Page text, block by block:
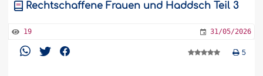
Rechtschaffene Frauen und Haddsch Teil 3
19 31/05/2026
5